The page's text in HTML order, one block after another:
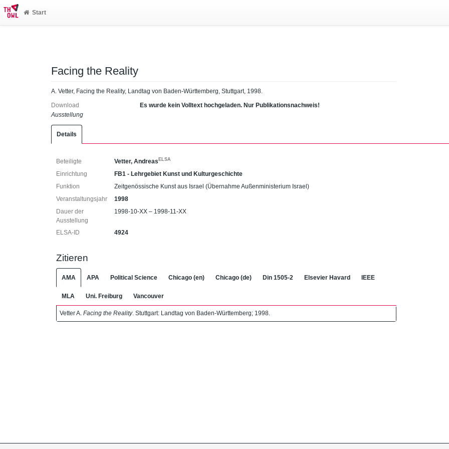
Start
Facing the Reality
A. Vetter, Facing the Reality, Landtag von Baden-Württemberg, Stuttgart, 1998.
Download
Es wurde kein Volltext hochgeladen. Nur Publikationsnachweis!
Ausstellung
Details
Beteiligte Vetter, AndreasELSA
Einrichtung
FB1 - Lehrgebiet Kunst und Kulturgeschichte
Funktion
Zeitgenössische Kunst aus Israel (Übernahme Außenministerium Israel)
Veranstaltungsjahr
1998
Dauer der
Ausstellung
1998-10-XX – 1998-11-XX
ELSA-ID 4924
Zitieren
AMA APA Political Science Chicago (en) Chicago (de) Din 1505-2 Elsevier Havard IEEE
MLA Uni. Freiburg Vancouver
Vetter A. Facing the Reality. Stuttgart: Landtag von Baden-Württemberg; 1998.